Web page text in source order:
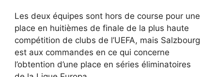
Les deux équipes sont hors de course pour une
place en huitièmes de finale de la plus haute
compétition de clubs de l’UEFA, mais Salzbourg
est aux commandes en ce qui concerne
l’obtention d’une place en séries éliminatoires